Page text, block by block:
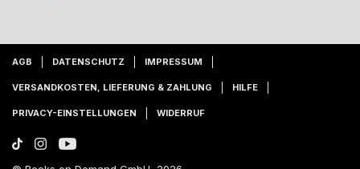
AGB DATENSCHUTZ IMPRESSUM
VERSANDKOSTEN, LIEFERUNG & ZAHLUNG HILFE
PRIVACY-EINSTELLUNGEN WIDERRUF